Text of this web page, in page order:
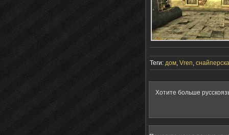
Теги: дом, Vren,
Хотите больше